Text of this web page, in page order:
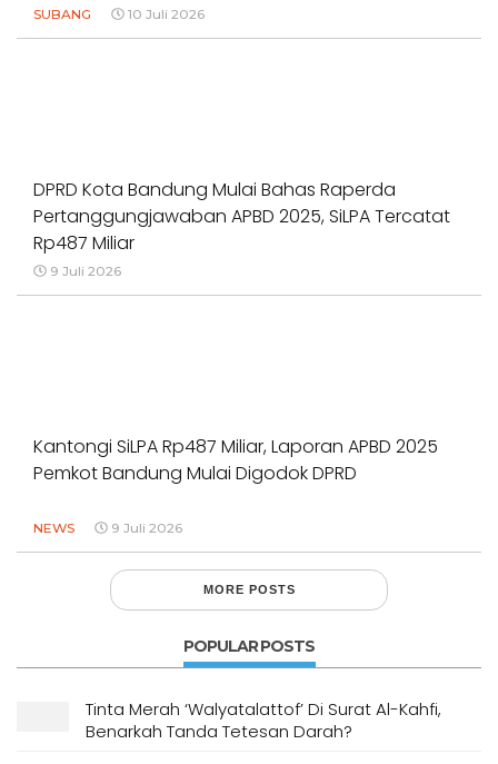
SUBANG 10 Juli 2026
DPRD Kota Bandung Mulai Bahas Raperda
Pertanggungjawaban APBD 2025, SiLPA Tercatat
Rp487 Miliar
9 Juli 2026
Kantongi SiLPA Rp487 Miliar, Laporan APBD 2025
Pemkot Bandung Mulai Digodok DPRD
NEWS 9 Juli 2026
MORE POSTS
POPULAR POSTS
Tinta Merah ‘Walyatalattof’ Di Surat Al-Kahfi,
Benarkah Tanda Tetesan Darah?